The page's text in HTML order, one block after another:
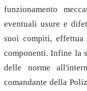
funzionamento
eventuali usure e
suoi compiti,
componenti. Infine la
delle norme
comandante della